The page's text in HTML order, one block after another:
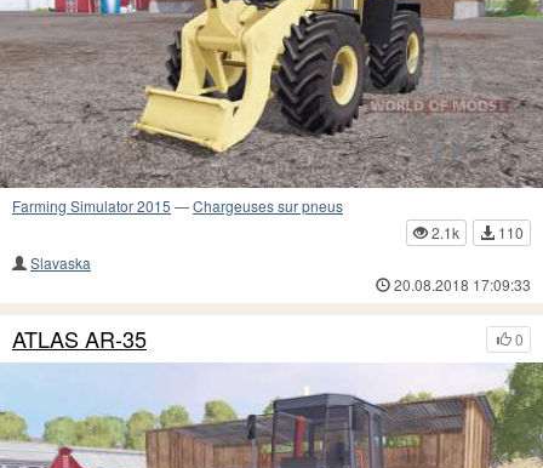
Farming Simulator 2015 —Chargeuses sur pneus
2.1k
110
Slavaska
20.08.2018 17:09:33
0
ATLAS AR-35